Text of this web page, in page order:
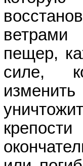
ветрами
пещер,
силе,